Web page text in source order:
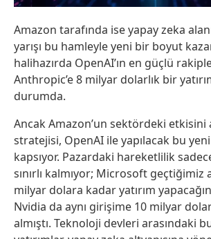
Amazon tarafında ise yapay zeka
yarışı bu hamleyle yeni bir boyut
halihazırda OpenAI’ın en güçlü
Anthropic’e 8 milyar dolarlık bir
durumda.
Ancak Amazon’un sektördeki etkisini
stratejisi, OpenAI ile yapılacak bu
kapsıyor. Pazardaki hareketlilik
sınırlı kalmıyor; Microsoft geçtiğimiz
milyar dolara kadar yatırım
Nvidia da aynı girişime 10 milyar
almıştı. Teknoloji devleri arasındaki